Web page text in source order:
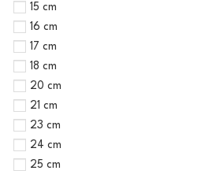
15 cm
16 cm
17 cm
18 cm
20 cm
21 cm
23 cm
24 cm
25 cm